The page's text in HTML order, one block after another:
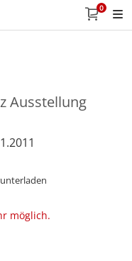
0
Ausstellung
möglich.